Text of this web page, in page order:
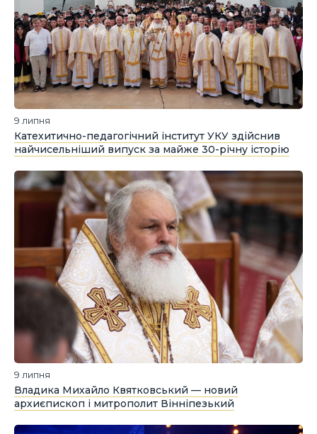
9 липня
Катехитично-педагогічний інститут УКУ здійснив
найчисельніший випуск за майже 30-річну історію
9 липня
Владика Михайло Квятковський — новий
архиєпископ і митрополит Вінніпезький